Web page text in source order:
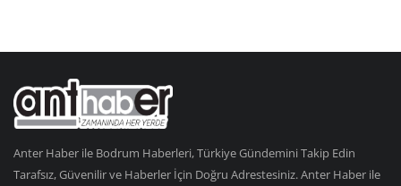
Anter Haber ile Bodrum Haberleri, Türkiye Gündemini Takip Edin
Tarafsız, Güvenilir ve Haberler İçin Doğru Adrestesiniz. Anter Haber ile